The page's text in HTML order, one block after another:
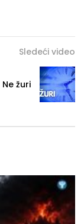
Sledeći video
Ne žuri